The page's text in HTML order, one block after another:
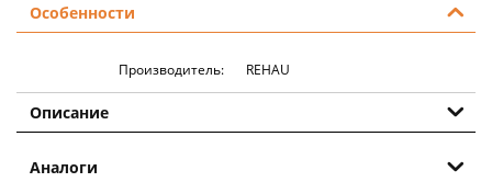
Особенности
Производитель: REHAU
Описание
Аналоги